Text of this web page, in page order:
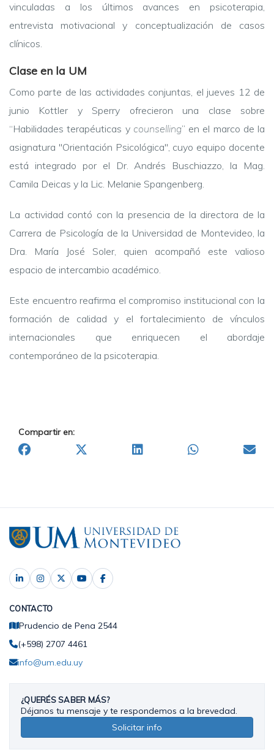
vinculadas a los últimos avances en psicoterapia,
entrevista motivacional y conceptualización de casos
clínicos.
Clase en la UM
Como parte de las actividades conjuntas, el jueves 12 de
junio Kottler y Sperry ofrecieron una clase sobre
“Habilidades terapéuticas y counselling” en el marco de la
asignatura "Orientación Psicológica", cuyo equipo docente
está integrado por el Dr. Andrés Buschiazzo, la Mag.
Camila Deicas y la Lic. Melanie Spangenberg.
La actividad contó con la presencia de la directora de la
Carrera de Psicología de la Universidad de Montevideo, la
Dra. María José Soler, quien acompañó este valioso
espacio de intercambio académico.
Este encuentro reafirma el compromiso institucional con la
formación de calidad y el fortalecimiento de vínculos
internacionales que enriquecen el abordaje
contemporáneo de la psicoterapia.
Compartir en:
CONTACTO
Prudencio de Pena 2544
(+598) 2707 4461
info@um.edu.uy
¿QUERÉS SABER MÁS?
Déjanos tu mensaje y te respondemos a la brevedad.
Solicitar info